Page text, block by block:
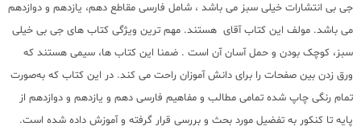
جی بی انتشارات خیلی سبز می باشد ، شامل فارسی مقاطع دهم، یازدهم و دوازدهم
می باشد. مولف این کتاب آقای هستند. مهم ترین ویژگی کتاب های جی بی خیلی
سبز، کوچک بودن و حمل آسان آن است . ضمنا این کتاب ها، سیمی هستند که
ورق زدن بین صفحات را برای دانش آموزان راحت می کند. در این کتاب که به‌صورت
تمام رنگی چاپ شده تمامی مطالب و مفاهیم فارسی دهم و یازدهم و دوازدهم از
پایه تا کنکور به تفضیل مورد بحث و بررسی قرار گرفته و آموزش داده شده است.